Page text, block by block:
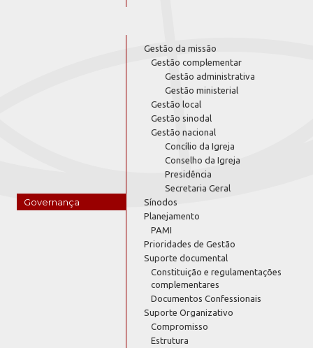
Governança
Gestão da missão
Gestão complementar
Gestão administrativa
Gestão ministerial
Gestão local
Gestão sinodal
Gestão nacional
Concílio da Igreja
Conselho da Igreja
Presidência
Secretaria Geral
Sínodos
Planejamento
PAMI
Prioridades de Gestão
Suporte documental
Constituição e regulamentações
complementares
Documentos Confessionais
Suporte Organizativo
Compromisso
Estrutura